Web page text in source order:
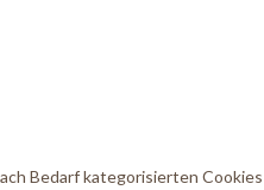
Bedarf kategorisierten